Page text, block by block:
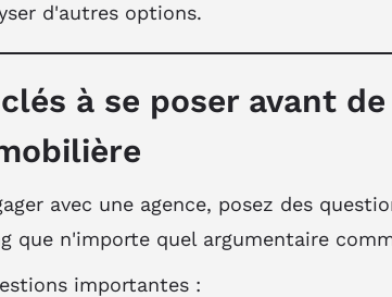
d'autres options.
à se poser avant
avec une agence, posez des
que n'importe quel argumentaire
importantes :